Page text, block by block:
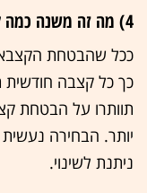
4) מה זה משנה כמה קצבאות בחרתי?
ככל שהבטחת
כך כל קצבה חודשית
תוותרו על הבטחת
יותר. הבחירה
ניתנת לשינוי.